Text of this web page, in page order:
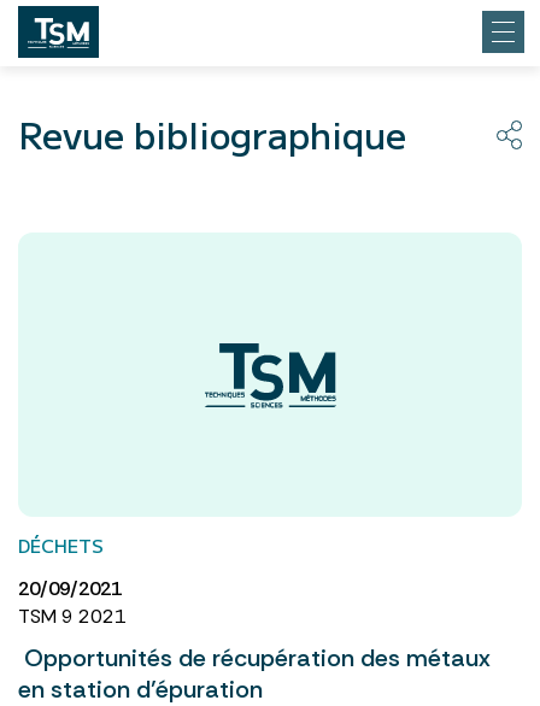
Revue bibliographique
DÉCHETS
20/09/2021
TSM 9 2021
Opportunités de récupération des métaux
en station d’épuration